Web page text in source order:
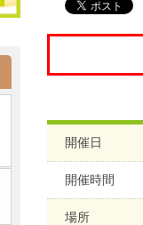
開催日
開催時間
場所